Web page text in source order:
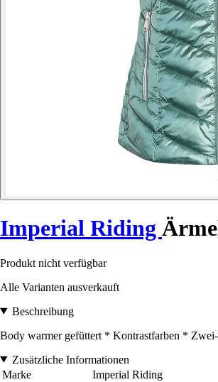
Imperial Riding
Produkt nicht verfügbar
Alle Varianten ausverkauft
Beschreibung
Body warmer gefüttert * Kontrastfarben *
Zusätzliche Informationen
Marke
Imperial Riding